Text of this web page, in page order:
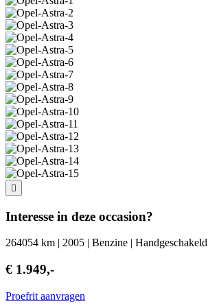
Interesse in deze occasion?
264054 km | 2005 | Benzine | Handgeschakeld
€ 1.949,-
Proefrit aanvragen